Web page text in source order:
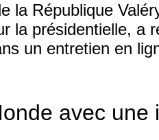
la République
la présidentielle, a
un entretien en
avec